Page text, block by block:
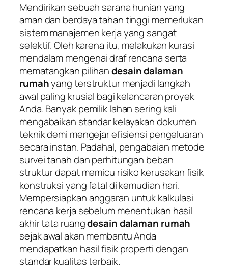
Mendirikan sebuah sarana hunian yang
aman dan berdaya tahan tinggi memerlukan
sistem manajemen kerja yang sangat
selektif. Oleh karena itu, melakukan kurasi
mendalam mengenai draf rencana serta
mematangkan pilihandesain dalaman
rumahyang terstruktur menjadi langkah
awal paling krusial bagi kelancaran proyek
Anda. Banyak pemilik lahan sering kali
mengabaikan standar kelayakan dokumen
teknik demi mengejar efisiensi pengeluaran
secara instan. Padahal, pengabaian metode
survei tanah dan perhitungan beban
struktur dapat memicu risiko kerusakan fisik
konstruksi yang fatal di kemudian hari.
Mempersiapkan anggaran untuk kalkulasi
rencana kerja sebelum menentukan hasil
akhir tata ruangdesain dalaman rumah
sejak awal akan membantu Anda
mendapatkan hasil fisik properti dengan
standar kualitas terbaik.